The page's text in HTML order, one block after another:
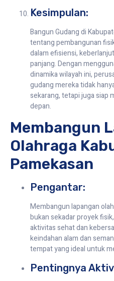
Kesimpulan:
Bangun Gudang di
tentang pembangunan
dalam efisiensi,
panjang. Dengan
dinamika wilayah ini,
gudang mereka tidak
sekarang, tetapi juga siap
depan.
Membangun
Olahraga
Pamekasan
Pengantar:
Membangun lapangan
bukan sekadar proyek
aktivitas sehat dan
keindahan alam dan
tempat yang ideal untuk
Pentingnya